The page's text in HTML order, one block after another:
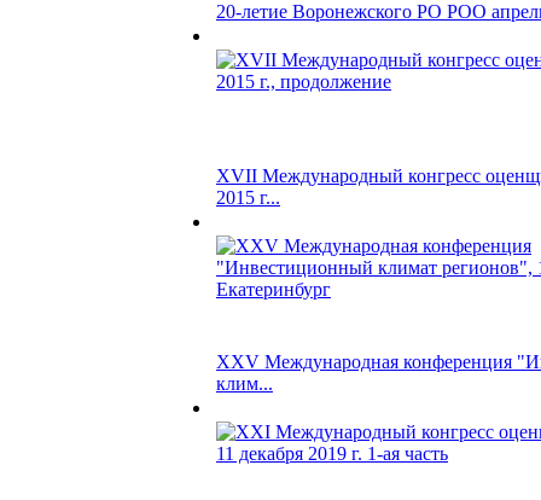
20-летие Воронежского РО РОО
XVII Международный конгресс
2015 г...
XXV Международная конференция
клим...